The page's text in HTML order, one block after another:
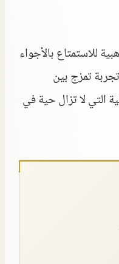
ذهبية للاستمتاع بالأجواء
تمزج بين
التي لا تزال حية في